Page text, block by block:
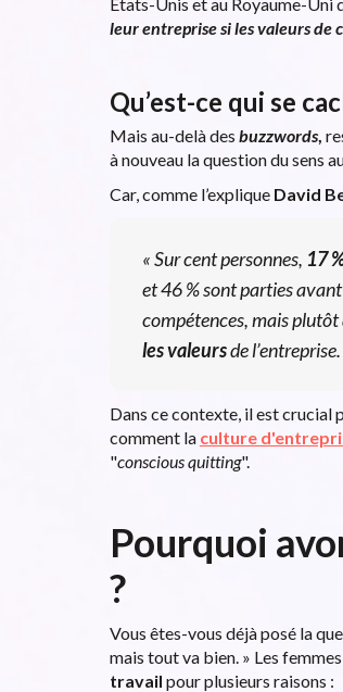
leur entreprise si les valeurs de
Qu’est-ce qui se
Mais au-delà des buzzwords,
à nouveau la question du sens
Car, comme l’explique David
«Sur cent personnes, 17
et 46 % sont parties
compétences, mais plutôt
les valeursde l’entreprise.
Dans ce contexte, il est crucial
comment la culture
"conscious quitting".
Pourquoi
?
Vous êtes-vous déjà posé la
mais tout va bien. » Les
travail pour plusieurs raisons :